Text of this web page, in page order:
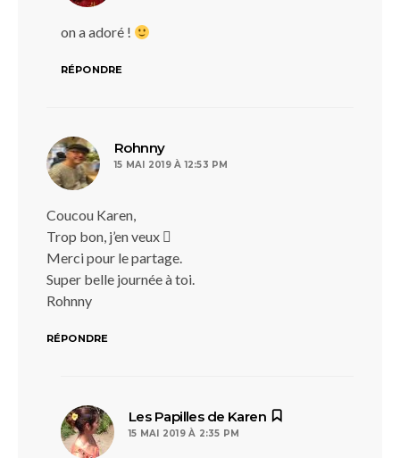
on a adoré !
RÉPONDRE
Rohnnydit :
15 MAI 2019 À 12:53 PM
Coucou Karen,
Trop bon, j’en veux 
Merci pour le partage.
Super belle journée à toi.
Rohnny
RÉPONDRE
Les Papilles de Karen
15 MAI 2019 À 2:35 PM